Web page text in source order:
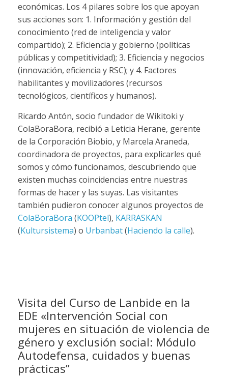
económicas. Los 4 pilares sobre los que apoyan
sus acciones son: 1. Información y gestión del
conocimiento (red de inteligencia y valor
compartido); 2. Eficiencia y gobierno (políticas
públicas y competitividad); 3. Eficiencia y negocios
(innovación, eficiencia y RSC); y 4. Factores
habilitantes y movilizadores (recursos
tecnológicos, científicos y humanos).
Ricardo Antón, socio fundador de Wikitoki y
ColaBoraBora, recibió a Leticia Herane, gerente
de la Corporación Biobio, y Marcela Araneda,
coordinadora de proyectos, para explicarles qué
somos y cómo funcionamos, descubriendo que
existen muchas coincidencias entre nuestras
formas de hacer y las suyas. Las visitantes
también pudieron conocer algunos proyectos de
ColaBoraBora (KOOPtel), KARRASKAN
(Kultursistema) o Urbanbat(Haciendo la calle).
Visita del Curso de Lanbide en la
EDE «Intervención Social con
mujeres en situación de violencia de
género y exclusión social: Módulo
Autodefensa, cuidados y buenas
prácticas”